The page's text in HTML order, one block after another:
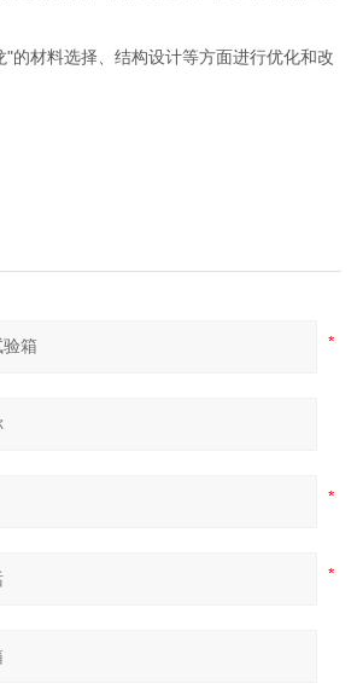
"的材料选择、结构设计等方面进行优化和改